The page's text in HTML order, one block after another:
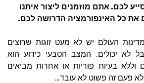
לכם. אתם מוזמנים ליצור איתנו
את כל האינפורמציה הדרושה לכם.
העולם יש לא מעט זוגות שרוצים
לא יכולים.
המצב הטבעי כידוע הוא
וללא בעיות פוריות או אחרות מביאים
פעם זה פשוט לא עובד…